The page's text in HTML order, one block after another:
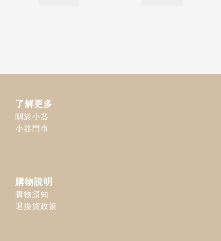
了解更多
關於小器
小器門市
購物說明
購物須知
退換貨政策